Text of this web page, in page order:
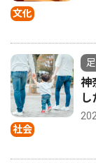
文化
社会
神